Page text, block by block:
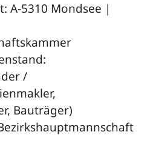
A-5310 Mondsee |
/
Bauträger)